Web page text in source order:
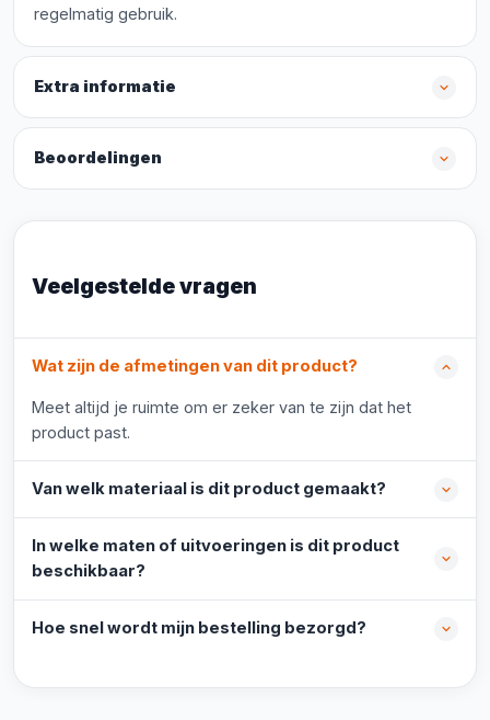
regelmatig gebruik.
Extra informatie
Beoordelingen
Veelgestelde vragen
Wat zijn de afmetingen van dit product?
Meet altijd je ruimte om er zeker van te zijn dat het
product past.
Van welk materiaal is dit product gemaakt?
In welke maten of uitvoeringen is dit product
beschikbaar?
Hoe snel wordt mijn bestelling bezorgd?